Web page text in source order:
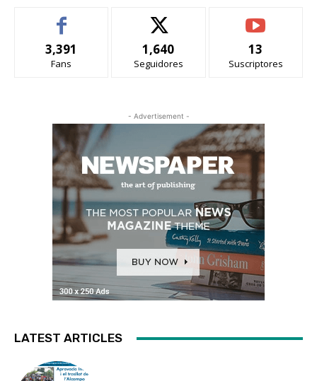
3,391
Fans
1,640
Seguidores
13
Suscriptores
- Advertisement -
LATEST ARTICLES